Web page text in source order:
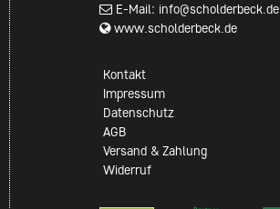
E-Mail: info@scholderbeck.de
www.scholderbeck.de
Kontakt
Impressum
Datenschutz
AGB
Versand & Zahlung
Widerruf